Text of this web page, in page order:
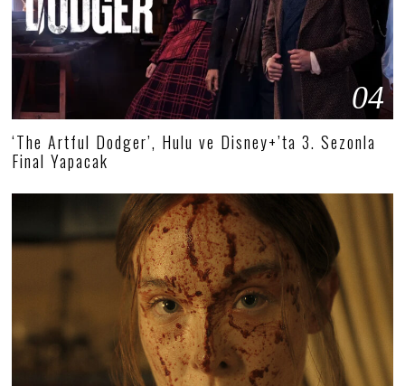
04
‘The Artful Dodger’, Hulu ve Disney+’ta 3. Sezonla
Final Yapacak